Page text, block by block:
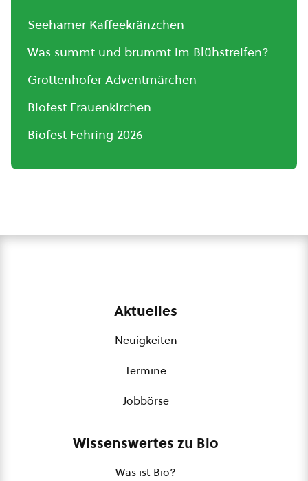
Seehamer Kaffeekränzchen
Was summt und brummt im Blühstreifen?
Grottenhofer Adventmärchen
Biofest Frauenkirchen
Biofest Fehring 2026
Aktuelles
Neuigkeiten
Termine
Jobbörse
Wissenswertes zu Bio
Was ist Bio?